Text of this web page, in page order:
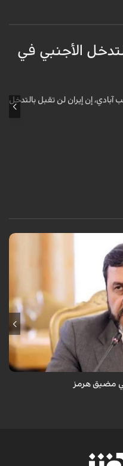
الأجنبي في
آبادي، إن إيران لن تقبل بالتدخل
إن إيران لن تقبل بالتدخل
في مضيق هرمز